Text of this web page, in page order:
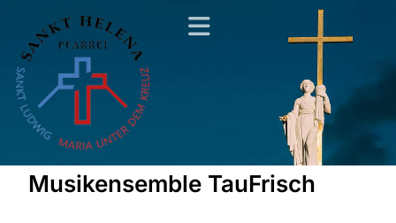
Musikensemble TauFrisch